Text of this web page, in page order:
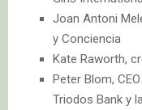
Joan Antoni
y Conciencia
Kate Raworth,
Peter Blom,
Triodos Bank y